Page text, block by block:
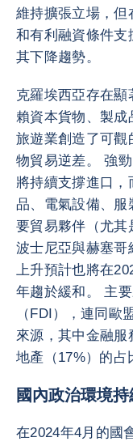
維持擴張立場，但
和有利融資條件支
其下降趨勢。
克羅埃西亞存在顯
賴資本貨物、製成
旅遊業創造了可觀
物貿易逆差。 強
將持續支撐進口
品、電氣設備、服
要貿易夥伴（尤其
波士尼亞與赫塞哥
上升預計也將在
年趨於緩和。 主
（FDI），連同歐
來源，其中金融服
地產（17%）的占
國內政治環境
在2024年4月的國